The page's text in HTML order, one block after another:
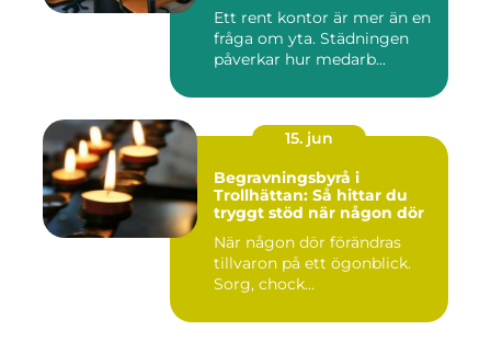
Ett rent kontor är mer än en
fråga om yta. Städningen
påverkar hur medarb...
15. jun
Begravningsbyrå i
Trollhättan: Så hittar du
tryggt stöd när någon dör
När någon dör förändras
tillvaron på ett ögonblick.
Sorg, chock...